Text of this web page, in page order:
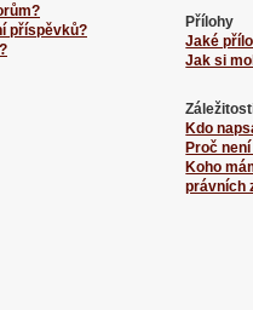
příspěvků?
Přílohy
Jaké
Jak si
Kdo
Proč
Koho
právních